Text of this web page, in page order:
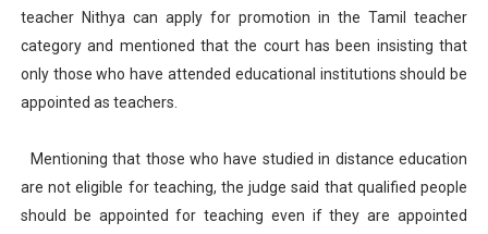
teacher Nithya can apply for promotion in the Tamil teacher
category and mentioned that the court has been insisting that
only those who have attended educational institutions should be
appointed as teachers.
Mentioning that those who have studied in distance education
are not eligible for teaching, the judge said that qualified people
should be appointed for teaching even if they are appointed